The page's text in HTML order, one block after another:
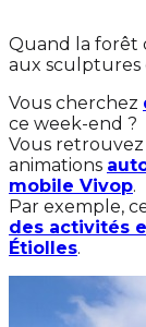
Quand la forêt
aux sculptures
Vous cherchez
ce week-end ?
Vous
animations
mobile Vivop.
Par exemple,
des activités
Étiolles.